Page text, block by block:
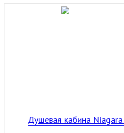
Душевая кабина